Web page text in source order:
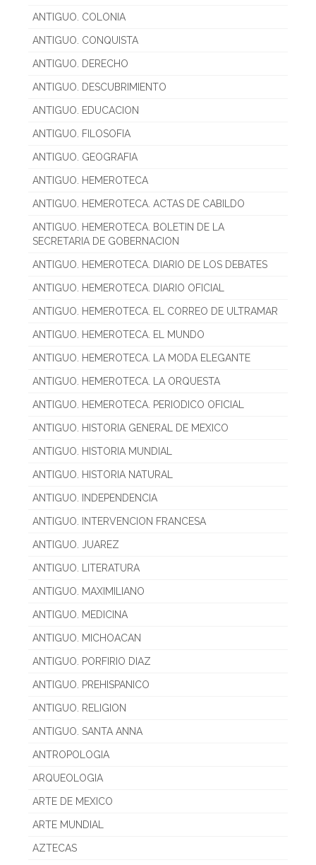
ANTIGUO. COLONIA
ANTIGUO. CONQUISTA
ANTIGUO. DERECHO
ANTIGUO. DESCUBRIMIENTO
ANTIGUO. EDUCACION
ANTIGUO. FILOSOFIA
ANTIGUO. GEOGRAFIA
ANTIGUO. HEMEROTECA
ANTIGUO. HEMEROTECA. ACTAS DE CABILDO
ANTIGUO. HEMEROTECA. BOLETIN DE LA
SECRETARIA DE GOBERNACION
ANTIGUO. HEMEROTECA. DIARIO DE LOS DEBATES
ANTIGUO. HEMEROTECA. DIARIO OFICIAL
ANTIGUO. HEMEROTECA. EL CORREO DE ULTRAMAR
ANTIGUO. HEMEROTECA. EL MUNDO
ANTIGUO. HEMEROTECA. LA MODA ELEGANTE
ANTIGUO. HEMEROTECA. LA ORQUESTA
ANTIGUO. HEMEROTECA. PERIODICO OFICIAL
ANTIGUO. HISTORIA GENERAL DE MEXICO
ANTIGUO. HISTORIA MUNDIAL
ANTIGUO. HISTORIA NATURAL
ANTIGUO. INDEPENDENCIA
ANTIGUO. INTERVENCION FRANCESA
ANTIGUO. JUAREZ
ANTIGUO. LITERATURA
ANTIGUO. MAXIMILIANO
ANTIGUO. MEDICINA
ANTIGUO. MICHOACAN
ANTIGUO. PORFIRIO DIAZ
ANTIGUO. PREHISPANICO
ANTIGUO. RELIGION
ANTIGUO. SANTA ANNA
ANTROPOLOGIA
ARQUEOLOGIA
ARTE DE MEXICO
ARTE MUNDIAL
AZTECAS